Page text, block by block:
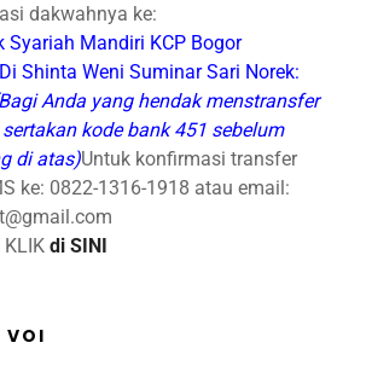
dakwahnya ke:
Syariah Mandiri KCP Bogor
Shinta Weni Suminar Sari Norek:
Anda yang hendak menstransfer
kode bank 451 sebelum
di atas)Untuk konfirmasi transfer
ke: 0822-1316-1918 atau email:
KLIK di SINI
VOI